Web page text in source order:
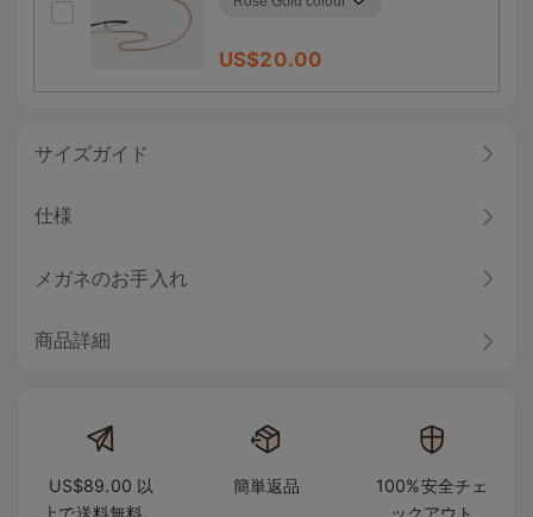
US$20.00
サイズガイド
仕様
メガネのお手入れ
商品詳細
US$89.00 以
上で送料無料。
簡単返品
100%安全チェ
ックアウト